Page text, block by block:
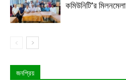
কমিউনিটি’র মিলনমেলা
জনপ্রিয়